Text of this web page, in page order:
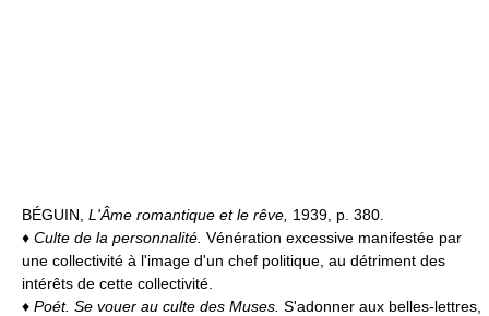
BÉGUIN, L'Âme romantique et le rêve, 1939, p. 380.
♦ Culte de la personnalité. Vénération excessive manifestée par
une collectivité à l'image d'un chef politique, au détriment des
intérêts de cette collectivité.
♦ Poét. Se vouer au culte des Muses. S'adonner aux belles-lettres,